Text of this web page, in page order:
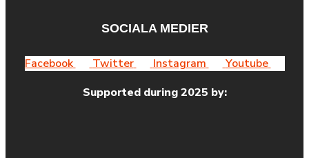
SOCIALA MEDIER
Facebook Twitter Instagram
Youtube
Supported during 2025 by: